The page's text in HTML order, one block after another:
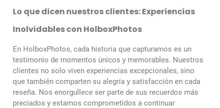
Lo que dicen nuestros clientes: Experiencias
Inolvidables con HolboxPhotos
En HolboxPhotos, cada historia que capturamos es un
testimonio de momentos únicos y memorables. Nuestros
clientes no solo viven experiencias excepcionales, sino
que también comparten su alegría y satisfacción en cada
reseña. Nos enorgullece ser parte de sus recuerdos más
preciados y estamos comprometidos a continuar